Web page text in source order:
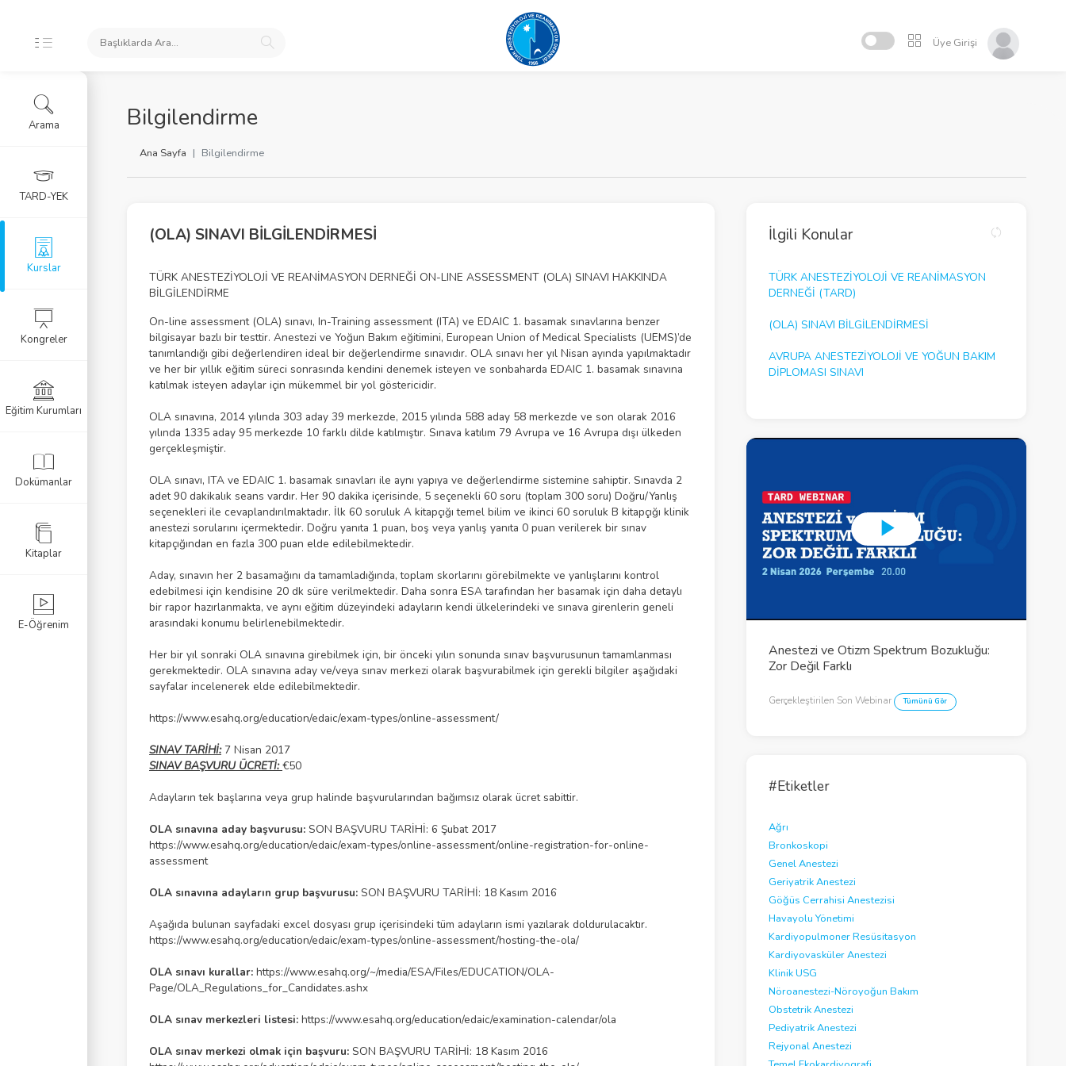
Üye Girişi
Bilgilendirme
Ana Sayfa Bilgilendirme
(OLA) SINAVI BİLGİLENDİRMESİ
TÜRK ANESTEZİYOLOJİ VE REANİMASYON DERNEĞİ ON-LINE ASSESSMENT (OLA) SINAVI HAKKINDA
BİLGİLENDİRME
On-line assessment (OLA) sınavı, In-Training assessment (ITA) ve EDAIC 1. basamak sınavlarına benzer
bilgisayar bazlı bir testtir. Anestezi ve Yoğun Bakım eğitimini, European Union of Medical Specialists (UEMS)’de
tanımlandığı gibi değerlendiren ideal bir değerlendirme sınavıdır. OLA sınavı her yıl Nisan ayında yapılmaktadır
ve her bir yıllık eğitim süreci sonrasında kendini denemek isteyen ve sonbaharda EDAIC 1. basamak sınavına
katılmak isteyen adaylar için mükemmel bir yol göstericidir.
OLA sınavına, 2014 yılında 303 aday 39 merkezde, 2015 yılında 588 aday 58 merkezde ve son olarak 2016
yılında 1335 aday 95 merkezde 10 farklı dilde katılmıştır. Sınava katılım 79 Avrupa ve 16 Avrupa dışı ülkeden
gerçekleşmiştir.
OLA sınavı, ITA ve EDAIC 1. basamak sınavları ile aynı yapıya ve değerlendirme sistemine sahiptir. Sınavda 2
adet 90 dakikalık seans vardır. Her 90 dakika içerisinde, 5 seçenekli 60 soru (toplam 300 soru) Doğru/Yanlış
seçenekleri ile cevaplandırılmaktadır. İlk 60 soruluk A kitapçığı temel bilim ve ikinci 60 soruluk B kitapçığı klinik
anestezi sorularını içermektedir. Doğru yanıta 1 puan, boş veya yanlış yanıta 0 puan verilerek bir sınav
kitapçığından en fazla 300 puan elde edilebilmektedir.
Aday, sınavın her 2 basamağını da tamamladığında, toplam skorlarını görebilmekte ve yanlışlarını kontrol
edebilmesi için kendisine 20 dk süre verilmektedir. Daha sonra ESA tarafından her basamak için daha detaylı
bir rapor hazırlanmakta, ve aynı eğitim düzeyindeki adayların kendi ülkelerindeki ve sınava girenlerin geneli
arasındaki konumu belirlenebilmektedir.
Her bir yıl sonraki OLA sınavına girebilmek için, bir önceki yılın sonunda sınav başvurusunun tamamlanması
gerekmektedir. OLA sınavına aday ve/veya sınav merkezi olarak başvurabilmek için gerekli bilgiler aşağıdaki
sayfalar incelenerek elde edilebilmektedir.
https://www.esahq.org/education/edaic/exam-types/online-assessment/
SINAV TARİHİ:7 Nisan 2017
SINAV BAŞVURU ÜCRETİ:€50
Adayların tek başlarına veya grup halinde başvurularından bağımsız olarak ücret sabittir.
OLA sınavına aday başvurusu: SON BAŞVURU TARİHİ: 6 Şubat 2017
https://www.esahq.org/education/edaic/exam-types/online-assessment/online-registration-for-online-
assessment
OLA sınavına adayların grup başvurusu: SON BAŞVURU TARİHİ: 18 Kasım 2016
Aşağıda bulunan sayfadaki excel dosyası grup içerisindeki tüm adayların ismi yazılarak doldurulacaktır.
https://www.esahq.org/education/edaic/exam-types/online-assessment/hosting-the-ola/
OLA sınavı kurallar: https://www.esahq.org/~/media/ESA/Files/EDUCATION/OLA-
Page/OLA_Regulations_for_Candidates.ashx
OLA sınav merkezleri listesi: https://www.esahq.org/education/edaic/examination-calendar/ola
OLA sınav merkezi olmak için başvuru: SON BAŞVURU TARİHİ: 18 Kasım 2016
İlgili Konular
TÜRK ANESTEZİYOLOJİ VE REANİMASYON
DERNEĞİ (TARD)
(OLA) SINAVI BİLGİLENDİRMESİ
AVRUPA ANESTEZIYOLOJI VE YOĞUN BAKIM
DIPLOMASI SINAVI
P
l
y
V
d
Anestezi ve Otizm Spektrum Bozukluğu:
Zor Değil Farklı
Gerçekleştirilen Son Webinar Tümünü Gör
#Etiketler
Ağrı
Bronkoskopi
Genel Anestezi
Geriyatrik Anestezi
Göğüs Cerrahisi Anestezisi
Havayolu Yönetimi
Kardiyopulmoner Resüsitasyon
Kardiyovasküler Anestezi
Klinik USG
Nöroanestezi-Nöroyoğun Bakım
Obstetrik Anestezi
Pediyatrik Anestezi
Rejyonal Anestezi
Arama
TARD-YEK
Kurslar
Kongreler
Eğitim Kurumları
Dokümanlar
Kitaplar
E-Öğrenim
Kursu